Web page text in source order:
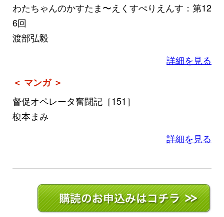
わたちゃんのかすたま〜えくすぺりえんす：第12
6回
渡部弘毅
詳細を見る
＜ マンガ ＞
督促オペレータ奮闘記［151］
榎本まみ
詳細を見る